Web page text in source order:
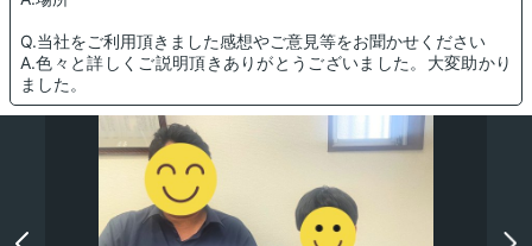
Q.当社をご利用頂きました感想やご意見等をお聞かせください
A.色々と詳しくご説明頂きありがとうございました。大変助かり
ました。